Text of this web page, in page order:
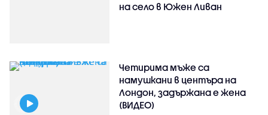
на село в Южен Ливан
Четирима мъже са
намушкани в центъра на
Лондон, задържана е жена
(ВИДЕО)